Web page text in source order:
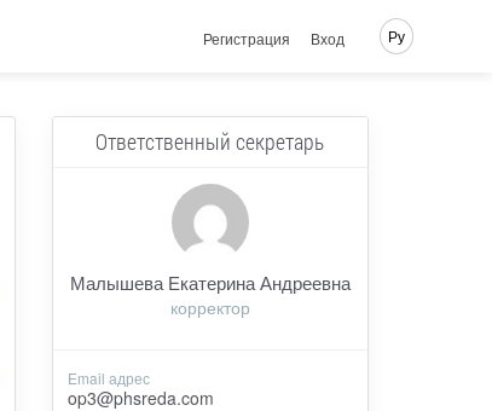
Регистрация Вход Ру
Ответственный секретарь
Малышева Екатерина Андреевна
корректор
Email адрес
op3@phsreda.com